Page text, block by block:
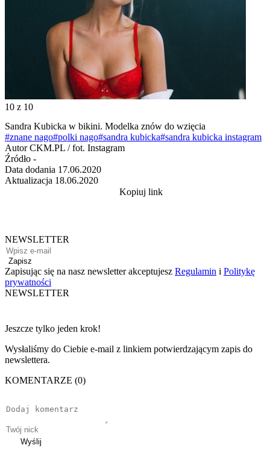
10 z 10
Sandra Kubicka w bikini. Modelka znów do wzięcia
#znane nago#polki nago#sandra kubicka#sandra kubicka instagram
Autor CKM.PL / fot. Instagram
Źródło -
Data dodania 17.06.2020
Aktualizacja 18.06.2020
Kopiuj link
NEWSLETTER
Zapisz
Zapisując się na nasz newsletter akceptujesz Regulamin i Politykę
prywatności
NEWSLETTER
Jeszcze tylko jeden krok!
Wysłaliśmy do Ciebie e-mail z linkiem potwierdzającym zapis do
newslettera.
KOMENTARZE (0)
Wyślij